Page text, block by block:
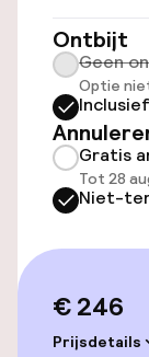
Overal
Lift
Voor
Voor
Ontbijt
Geen
Optie
Gratis
Tot 28
Niet-
€ 246
Prijsdetails